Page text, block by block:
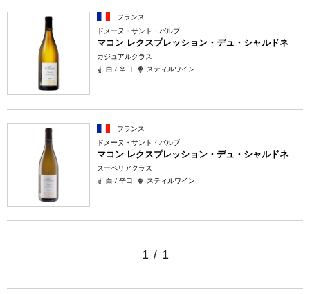
フランス
ドメーヌ・サント・バルブ
マコン レクスプレッション・デュ・シャルドネ
カジュアルクラス
白 / 辛口
スティルワイン
フランス
ドメーヌ・サント・バルブ
マコン レクスプレッション・デュ・シャルドネ
スーペリアクラス
白 / 辛口
スティルワイン
1 / 1